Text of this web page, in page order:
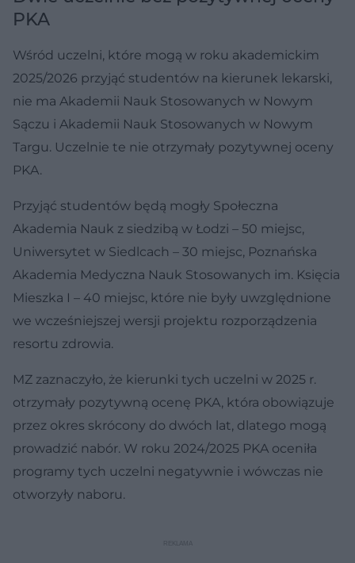
PKA
Wśród uczelni, które mogą w roku akademickim
2025/2026 przyjąć studentów na kierunek lekarski,
nie ma Akademii Nauk Stosowanych w Nowym
Sączu i Akademii Nauk Stosowanych w Nowym
Targu. Uczelnie te nie otrzymały pozytywnej oceny
PKA.
Przyjąć studentów będą mogły Społeczna
Akademia Nauk z siedzibą w Łodzi – 50 miejsc,
Uniwersytet w Siedlcach – 30 miejsc, Poznańska
Akademia Medyczna Nauk Stosowanych im. Księcia
Mieszka I – 40 miejsc, które nie były uwzględnione
we wcześniejszej wersji projektu rozporządzenia
resortu zdrowia.
MZ zaznaczyło, że kierunki tych uczelni w 2025 r.
otrzymały pozytywną ocenę PKA, która obowiązuje
przez okres skrócony do dwóch lat, dlatego mogą
prowadzić nabór. W roku 2024/2025 PKA oceniła
programy tych uczelni negatywnie i wówczas nie
otworzyły naboru.